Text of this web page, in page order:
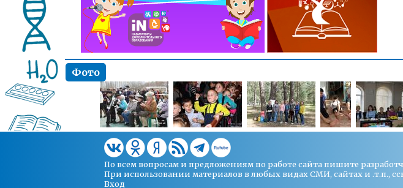
Фото
По всем вопросам и предложениям по работе сайта пишите
При использовании материалов в любых видах СМИ, сайтах и .т.п.,
Вход